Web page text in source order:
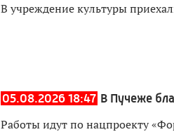
В учреждение культуры
05.08.2026 18:47 В Пучеже
Работы идут по нацпроекту